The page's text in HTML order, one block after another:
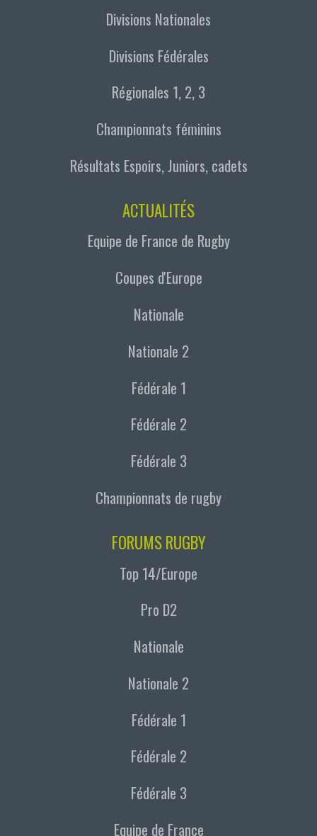
Divisions Nationales
Divisions Fédérales
Régionales 1, 2, 3
Championnats féminins
Résultats Espoirs, Juniors, cadets
ACTUALITÉS
Equipe de France de Rugby
Coupes d'Europe
Nationale
Nationale 2
Fédérale 1
Fédérale 2
Fédérale 3
Championnats de rugby
FORUMS RUGBY
Top 14/Europe
Pro D2
Nationale
Nationale 2
Fédérale 1
Fédérale 2
Fédérale 3
Equipe de France